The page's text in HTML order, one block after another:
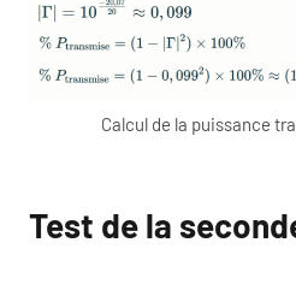
Calcul de la puissance
Test de la